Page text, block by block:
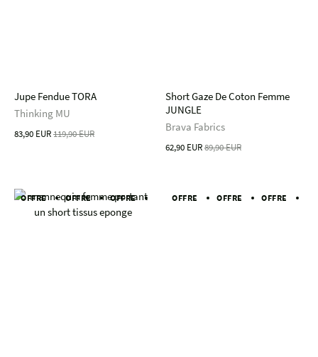
Jupe Fendue TORA
Thinking MU
83,90 EUR119,90 EUR
Short Gaze De Coton Femme
JUNGLE
Brava Fabrics
62,90 EUR89,90 EUR
OFFRE OFFRE OFFRE OFFRE OFFRE OFFRE OFFRE
OFFRE OFFRE OFFRE